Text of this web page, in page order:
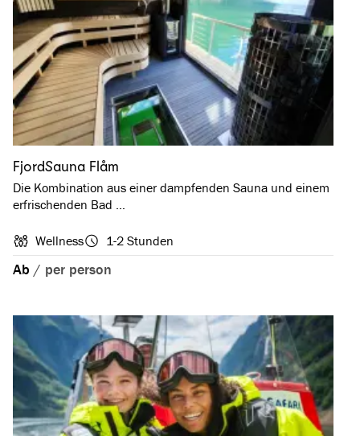
FjordSauna Flåm
Die Kombination aus einer dampfenden Sauna und einem
erfrischenden Bad …
Wellness 1-2 Stunden
Ab / per person